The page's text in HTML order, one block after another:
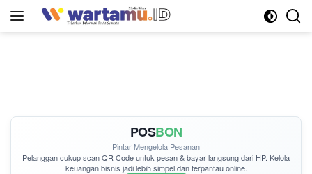
POSBON
Pintar Mengelola Pesanan
Pelanggan cukupscan QR Codeuntuk pesan & bayar langsung dari HP. Kelola
keuangan bisnis jadi lebih simpel dan terpantau online.